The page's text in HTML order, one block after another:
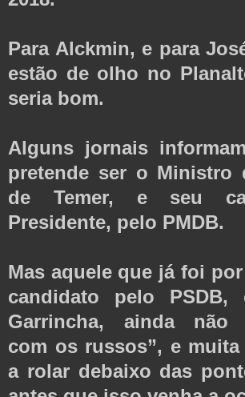
Para Alckmin, e para
estão de olho no
seria bom.
Alguns jornais
pretende ser o Ministro
de Temer, e seu
Presidente, pelo PMDB.
Mas aquele que já foi
candidato pelo PSDB,
Garrincha, ainda não
com os russos”, e muita
a rolar debaixo das